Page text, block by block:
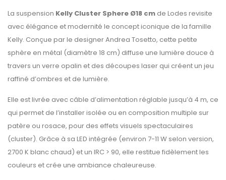
La suspension Kelly Cluster Sphere Ø18 cm de Lodes revisite
avec élégance et modernité le concept iconique de la famille
Kelly. Conçue par le designer Andrea Tosetto, cette petite
sphère en métal (diamètre 18 cm) diffuse une lumière douce à
travers un verre opalin et des découpes laser qui créent un jeu
raffiné d’ombres et de lumière.
Elle est livrée avec câble d’alimentation réglable jusqu’à 4 m, ce
qui permet de l’installer isolée ou en composition multiple sur
patère ou rosace, pour des effets visuels spectaculaires
(cluster). Grâce à sa LED intégrée (environ 7-11 W selon version,
2700 K blanc chaud) et un IRC > 90, elle restitue fidèlement les
couleurs et crée une ambiance chaleureuse.